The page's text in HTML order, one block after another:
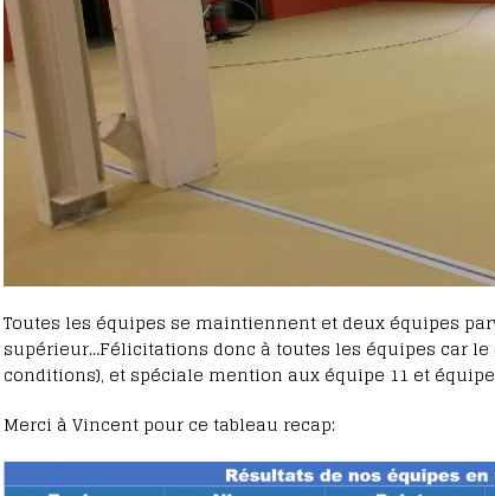
Toutes les équipes se maintiennent et deux équipes
supérieur…Félicitations donc à toutes les équipes car
conditions), et spéciale mention aux équipe 11 et
Merci à Vincent pour ce tableau recap: